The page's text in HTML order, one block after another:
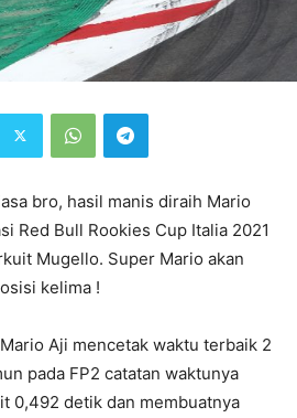
bro, hasil manis diraih Mario
Red Bull Rookies Cup Italia 2021
Mugello. Super Mario akan
kelima !
Aji mencetak waktu terbaik 2
pada FP2 catatan waktunya
0,492 detik dan membuatnya